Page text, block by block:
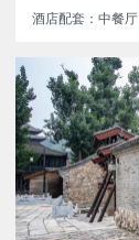
酒店配套：中餐厅